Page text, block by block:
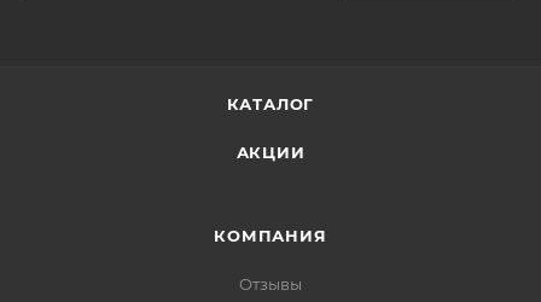
КАТАЛОГ
АКЦИИ
КОМПАНИЯ
Отзывы